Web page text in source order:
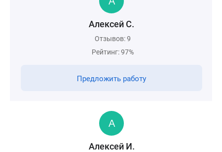
Алексей С.
Отзывов: 9
Рейтинг: 97%
Предложить работу
Алексей И.